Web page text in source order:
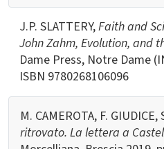
J.P. SLATTERY,Faith and
John Zahm, Evolution, and
Dame Press, Notre Dame
ISBN 9780268106096
M. CAMEROTA, F. GIUDICE,
ritrovato. La lettera a